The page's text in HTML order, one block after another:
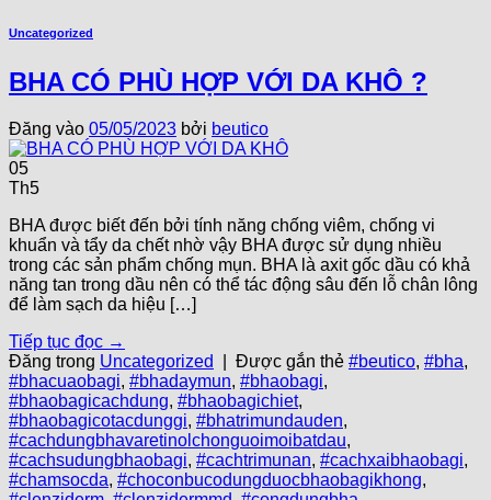
Uncategorized
BHA CÓ PHÙ HỢP VỚI DA KHÔ ?
Đăng vào 05/05/2023 bởi beutico
05
Th5
BHA được biết đến bởi tính năng chống viêm, chống vi
khuẩn và tẩy da chết nhờ vậy BHA được sử dụng nhiều
trong các sản phẩm chống mụn. BHA là axit gốc dầu có khả
năng tan trong dầu nên có thể tác động sâu đến lỗ chân lông
để làm sạch da hiệu […]
Tiếp tục đọc →
Đăng trong Uncategorized Được gắn thẻ #beutico, #bha,
#bhacuaobagi, #bhadaymun, #bhaobagi,
#bhaobagicachdung, #bhaobagichiet,
#bhaobagicotacdunggi, #bhatrimundauden,
#cachdungbhavaretinolchonguoimoibatdau,
#cachsudungbhaobagi, #cachtrimunan, #cachxaibhaobagi,
#chamsocda, #choconbucodungduocbhaobagikhong,